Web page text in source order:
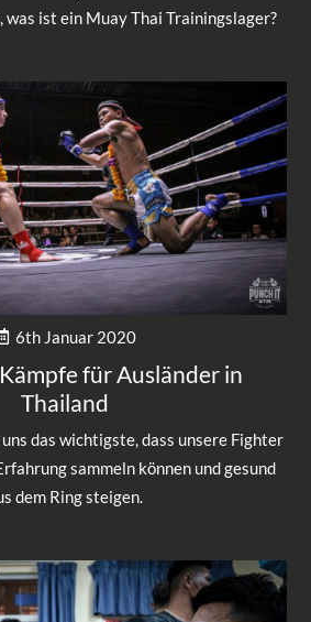
ist ein Muay Thai Trainingslager?
6th Januar 2020
für Ausländer in
Thailand
das wichtigste, dass unsere Fighter
sammeln können und gesund
dem Ring steigen.